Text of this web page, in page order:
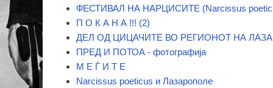
ФЕСТИВАЛ НА НАРЦИСИТЕ (Narcissus
П О К А Н А !!! (2)
ДЕЛ ОД ЦИЦАЧИТЕ ВО РЕГИОНОТ НА
ПРЕД И ПОТОА - фотографија
М Е Ѓ И Т Е
Narcissus poeticus и Лазарополе